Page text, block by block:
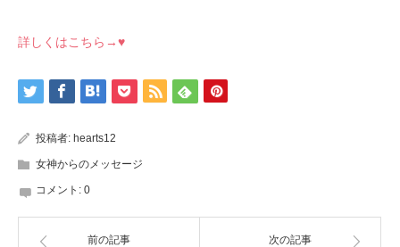
詳しくはこちら→♥
投稿者: hearts12
女神からのメッセージ
コメント: 0
前の記事 次の記事